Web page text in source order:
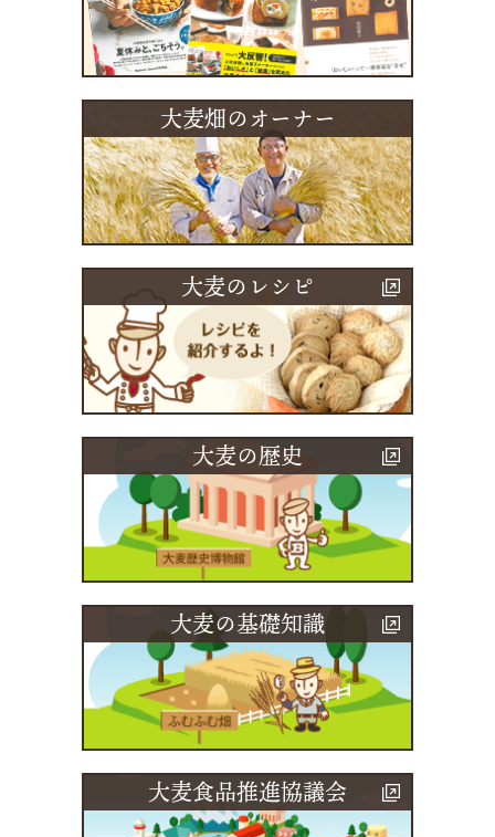
大麦畑のオーナー
大麦のレシピ
大麦の歴史
大麦の基礎知識
大麦食品推進協議会